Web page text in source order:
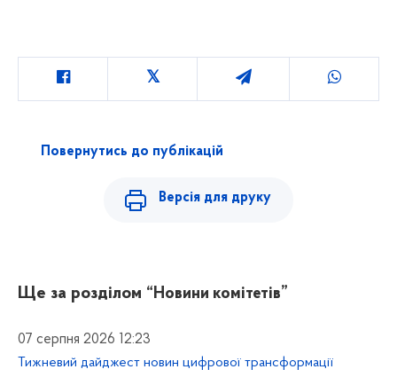
Повернутись до публікацій
Версія для друку
Ще за розділом “Новини комітетів”
07 серпня 2026 12:23
Тижневий дайджест новин цифрової трансформації